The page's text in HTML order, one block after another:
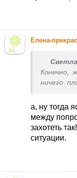
Елена-
Конечно,
ничего
а, ну тогда
между
захотеть
ситуации.